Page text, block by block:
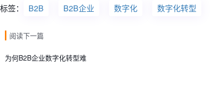
标签： B2B B2B企业 数字化 数字化转型
阅读下一篇
为何B2B企业数字化转型难